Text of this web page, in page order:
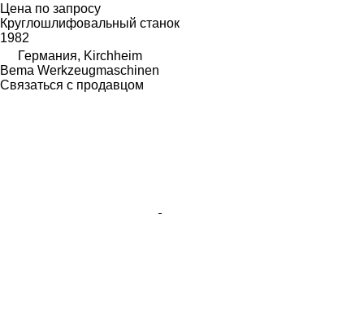
Цена по запросу
Круглошлифовальный станок
1982
Германия, Kirchheim
Bema Werkzeugmaschinen
Связаться с продавцом